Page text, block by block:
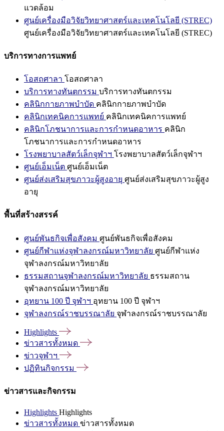
แวดล้อม
ศูนย์เครื่องมือวิจัยวิทยาศาสตร์และเทคโนโลยี (STREC)
ศูนย์เครื่องมือวิจัยวิทยาศาสตร์และเทคโนโลยี (STREC)
บริการทางการแพทย์
โอสถศาลา โอสถศาลา
บริการทางทันตกรรม บริการทางทันตกรรม
คลินิกกายภาพบำบัด คลินิกกายภาพบำบัด
คลินิกเทคนิคการแพทย์ คลินิกเทคนิคการแพทย์
คลินิกโภชนาการและการกำหนดอาหาร คลินิก
โภชนาการและการกำหนดอาหาร
โรงพยาบาลสัตว์เล็กจุฬาฯ โรงพยาบาลสัตว์เล็กจุฬาฯ
ศูนย์เอ็มเน็ต ศูนย์เอ็มเน็ต
ศูนย์ส่งเสริมสุขภาวะผู้สูงอายุ ศูนย์ส่งเสริมสุขภาวะผู้สูง
อายุ
พื้นที่สร้างสรรค์
ศูนย์พันธกิจเพื่อสังคม ศูนย์พันธกิจเพื่อสังคม
ศูนย์กีฬาแห่งจุฬาลงกรณ์มหาวิทยาลัย ศูนย์กีฬาแห่ง
จุฬาลงกรณ์มหาวิทยาลัย
ธรรมสถานจุฬาลงกรณ์มหาวิทยาลัย ธรรมสถาน
จุฬาลงกรณ์มหาวิทยาลัย
อุทยาน 100 ปี จุฬาฯ อุทยาน 100 ปี จุฬาฯ
จุฬาลงกรณ์ราชบรรณาลัย จุฬาลงกรณ์ราชบรรณาลัย
Highlights
ข่าวสารทั้งหมด
ข่าวจุฬาฯ
ปฏิทินกิจกรรม
ข่าวสารและกิจกรรม
Highlights Highlights
ข่าวสารทั้งหมด ข่าวสารทั้งหมด